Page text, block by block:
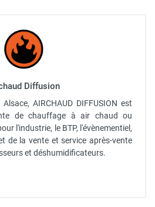
Diffusion
AIRCHAUD DIFFUSION est
de chauffage à air chaud ou
l'industrie, le BTP, l'évènementiel,
de la vente et service après-vente
et déshumidificateurs.